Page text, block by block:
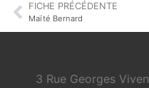
FICHE PRÉCÉDENTE
Maïté Bernard
3 Rue Georges